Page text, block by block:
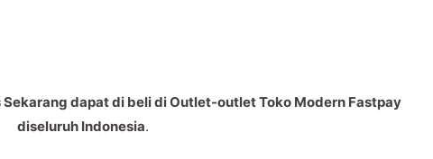
Sekarang dapat di beli di Outlet-outlet Toko Modern Fastpay
diseluruh Indonesia.